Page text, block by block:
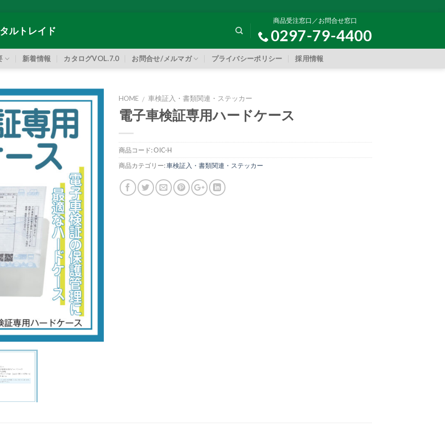
ルトレイド
商品受注窓口／お問合せ窓口
0297-79-4400
新着情報 カタログVOL.7.0 お問合せ/メルマガ プライバシーポリシー 採用情報
HOME / 車検証入・書類関連・ステッカー
電子車検証専用ハードケース
商品コード:OIC-H
商品カテゴリー:車検証入・書類関連・ステッカー